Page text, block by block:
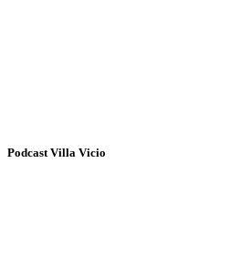
Podcast Villa Vicio